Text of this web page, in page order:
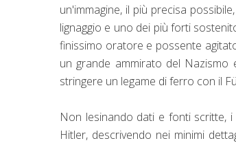
un'immagine, il più precisa
lignaggio e uno dei più forti
finissimo oratore e possente
un grande ammirato del
stringere un legame di ferro con il
Non lesinando dati e fonti scritte,
Hitler, descrivendo nei minimi